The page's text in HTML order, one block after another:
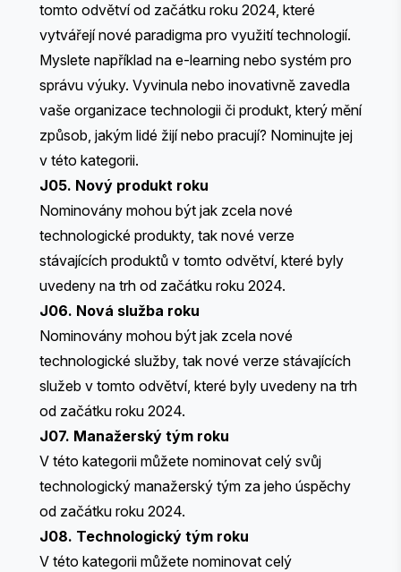
tomto odvětví od začátku roku 2024, které
vytvářejí nové paradigma pro využití technologií.
Myslete například na e-learning nebo systém pro
správu výuky. Vyvinula nebo inovativně zavedla
vaše organizace technologii či produkt, který mění
způsob, jakým lidé žijí nebo pracují? Nominujte jej
v této kategorii.
J05. Nový produkt roku
Nominovány mohou být jak zcela nové
technologické produkty, tak nové verze
stávajících produktů v tomto odvětví, které byly
uvedeny na trh od začátku roku 2024.
J06. Nová služba roku
Nominovány mohou být jak zcela nové
technologické služby, tak nové verze stávajících
služeb v tomto odvětví, které byly uvedeny na trh
od začátku roku 2024.
J07. Manažerský tým roku
V této kategorii můžete nominovat celý svůj
technologický manažerský tým za jeho úspěchy
od začátku roku 2024.
J08. Technologický tým roku
V této kategorii můžete nominovat celý